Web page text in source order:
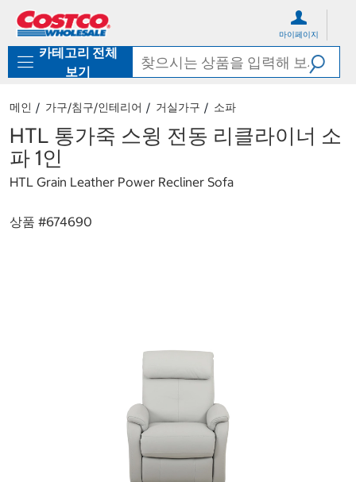
로
기
가
마이페이지
카테고리 전체
보기
메인 가구/침구/인테리어 거실가구 소파
HTL 통가죽 스윙 전동 리클라이너 소
파 1인
HTL Grain Leather Power Recliner Sofa
상품 #674690